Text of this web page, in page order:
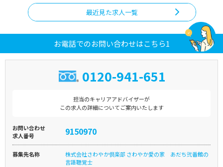
最近見た求人一覧
お電話でのお問い合わせはこちら1
0120-941-651
担当のキャリアアドバイザーが
この求人の詳細についてご案内いたします
お問い合わせ
求人番号
9150970
募集先名称
株式会社さわやか倶楽部 さわやか愛の家 あだち弐番館の
言語聴覚士